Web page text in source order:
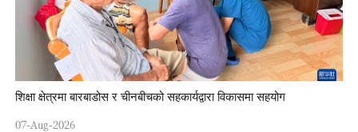
शिक्षा क्षेत्रमा बारबाडोस र चीनबीचको सहकार्यद्वारा विकासमा सहयोग
07-Aug-2026